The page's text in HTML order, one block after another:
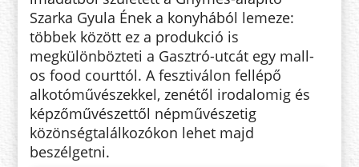
Szarka Gyula Ének a konyhából lemeze:
többek között ez a produkció is
megkülönbözteti a Gasztró-utcát egy mall-
os food courttól. A fesztiválon fellépő
alkotóművészekkel, zenétől irodalomig és
képzőművészettől népművészetig
közönségtalálkozókon lehet majd
beszélgetni.